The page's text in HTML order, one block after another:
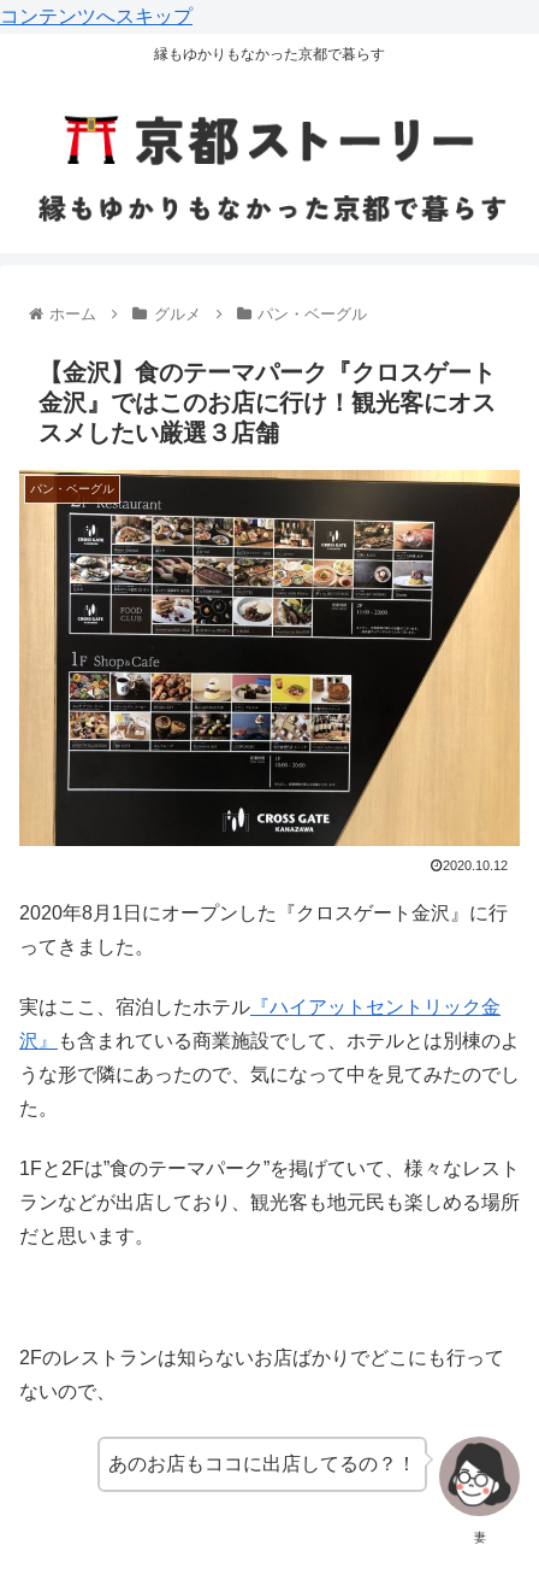
コンテンツへスキップ
縁もゆかりもなかった京都で暮らす
ホーム グルメ パン・ベーグル
【金沢】食のテーマパーク『クロスゲート
金沢』ではこのお店に行け！観光客にオス
スメしたい厳選３店舗
パン・ベーグル
2020.10.12
2020年8月1日にオープンした『クロスゲート金沢』に行
ってきました。
実はここ、宿泊したホテル 『ハイアットセントリック金
沢』
も含まれている商業施設でして、ホテルとは別棟のよ
うな形で隣にあったので、気になって中を見てみたのでし
た。
1Fと2Fは”食のテーマパーク”を掲げていて、様々なレスト
ランなどが出店しており、観光客も地元民も楽しめる場所
だと思います。
2Fのレストランは知らないお店ばかりでどこにも行って
ないので、
妻
あのお店もココに出店してるの？！